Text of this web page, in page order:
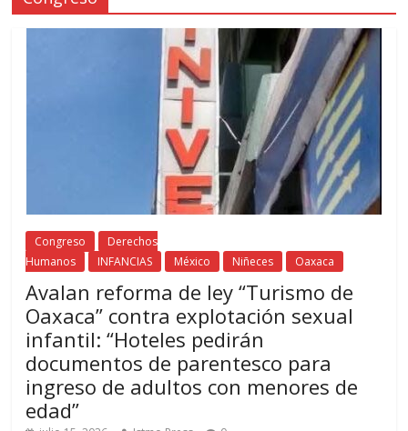
Congreso
Derechos
Humanos
INFANCIAS México Niñeces Oaxaca
Avalan reforma de ley “Turismo de
Oaxaca” contra explotación sexual
infantil: “Hoteles pedirán
documentos de parentesco para
ingreso de adultos con menores de
edad”